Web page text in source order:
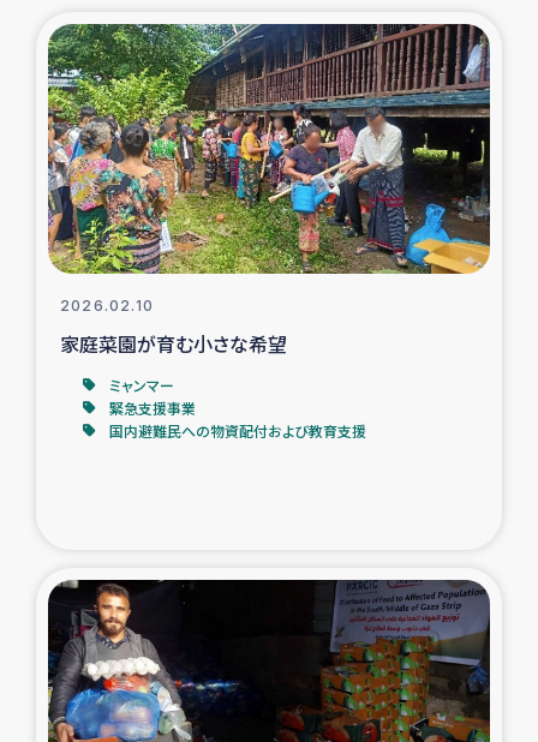
東ティモール豪雨緊急支援
大雨による洪水被災者支援
カカオ生産者支援事業
シリア国内避難民・帰還民の生活再建支援
トルコにおけるシリア難民支援事業
インドネシア中部 スラウェシの地震・津波被災者支援
スリランカ ムライティブ県帰還民の生活再建支援
スリランカ南部洪水被災者支援
スリランカの南北女性をつなぐサリー・リサイクル・プロ
ジェクト
2026.02.10
家庭菜園が育む小さな希望
ミャンマー
緊急支援事業
国内避難民への物資配付および教育支援